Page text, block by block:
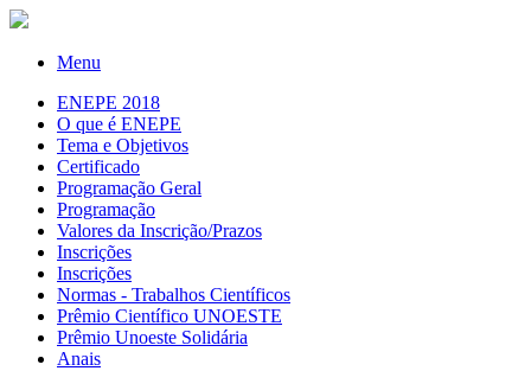
Menu
ENEPE 2018
O que é ENEPE
Tema e Objetivos
Certificado
Programação Geral
Programação
Valores da Inscrição/Prazos
Inscrições
Inscrições
Normas - Trabalhos Científicos
Prêmio Científico UNOESTE
Prêmio Unoeste Solidária
Anais